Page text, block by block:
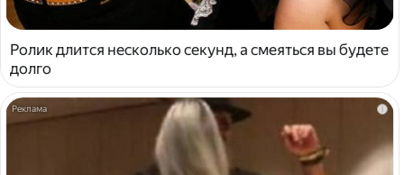
Ролик длится несколько секунд, а смеяться вы будете
долго
i